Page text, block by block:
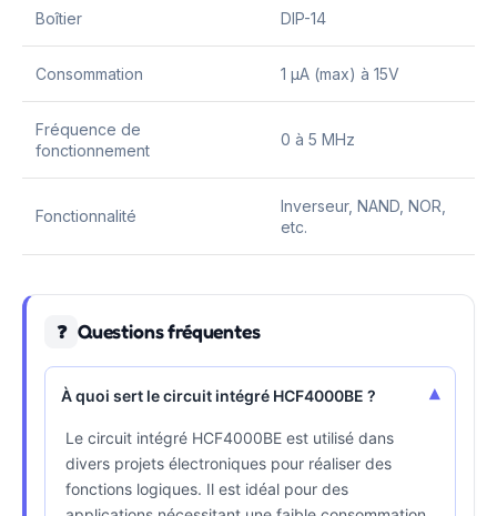
Boîtier DIP-14
Consommation 1 µA (max) à 15V
Fréquence de
fonctionnement
0 à 5 MHz
Fonctionnalité
Inverseur, NAND, NOR,
etc.
❓ Questions fréquentes
À quoi sert le circuit intégré HCF4000BE ? ▾
Le circuit intégré HCF4000BE est utilisé dans
divers projets électroniques pour réaliser des
fonctions logiques. Il est idéal pour des